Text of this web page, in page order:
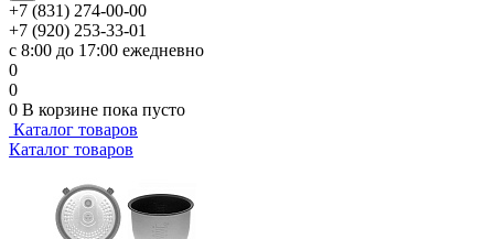
+7 (831) 274-00-00
+7 (920) 253-33-01
с 8:00 до 17:00 ежедневно
0
0
0 В корзине пока пусто
Каталог товаров
Каталог товаров